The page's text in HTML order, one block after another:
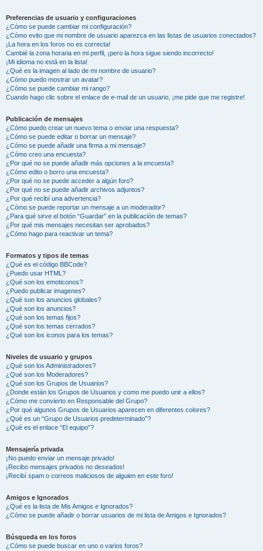
Preferencias de usuario y configuraciones
¿Cómo se puede cambiar mi configuración?
¿Cómo evito que mi nombre de usuario aparezca en las listas de usuarios conectados?
¡La hora en los foros no es correcta!
Cambié la zona horaria en mi perfil, ¡pero la hora sigue siendo incorrecto!
¡Mi idioma no está en la lista!
¿Qué es la imagen al lado de mi nombre de usuario?
¿Cómo puedo mostrar un avatar?
¿Cómo se puede cambiar mi rango?
Cuando hago clic sobre el enlace de e-mail de un usuario, ¡me pide que me registre!
Publicación de mensajes
¿Cómo puedo crear un nuevo tema o enviar una respuesta?
¿Cómo se puede editar o borrar un mensaje?
¿Cómo se puede añadir una firma a mi mensaje?
¿Cómo creo una encuesta?
¿Por qué no se puede añadir más opciones a la encuesta?
¿Cómo edito o borro una encuesta?
¿Por qué no se puede acceder a algún foro?
¿Por qué no se puede añadir archivos adjuntos?
¿Por qué recibí una advertencia?
¿Cómo se puede reportar un mensaje a un moderador?
¿Para qué sirve el botón “Guardar” en la publicación de temas?
¿Por qué mis mensajes necesitan ser aprobados?
¿Cómo hago para reactivar un tema?
Formatos y tipos de temas
¿Qué es el código BBCode?
¿Puedo usar HTML?
¿Qué son los emoticonos?
¿Puedo publicar imagenes?
¿Qué son los anuncios globales?
¿Qué son los anuncios?
¿Qué son los temas fijos?
¿Qué son los temas cerrados?
¿Qué son los iconos para los temas?
Niveles de usuario y grupos
¿Qué son los Administradores?
¿Qué son los Moderadores?
¿Qué son los Grupos de Usuarios?
¿Donde están los Grupos de Usuarios y como me puedo unir a ellos?
¿Cómo me convierto en Responsable del Grupo?
¿Por qué algunos Grupos de Usuarios aparecen en diferentes colores?
¿Qué es un “Grupo de Usuarios predeterminado”?
¿Qué es el enlace “El equipo”?
Mensajería privada
¡No puedo enviar un mensaje privado!
¡Recibo mensajes privados no deseados!
¡Recibí spam o correos maliciosos de alguien en este foro!
Amigos e Ignorados
¿Qué es la lista de Mis Amigos e Ignorados?
¿Cómo se puede añadir o borrar usuarios de mi lista de Amigos e Ignorados?
Búsqueda en los foros
¿Cómo se puede buscar en uno o varios foros?